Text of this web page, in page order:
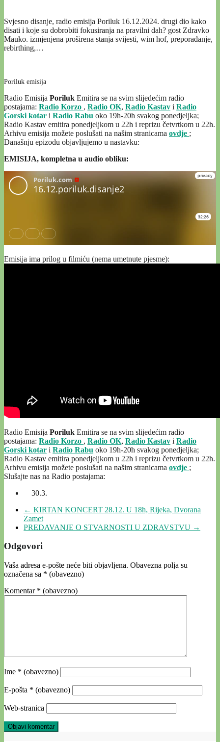
Svjesno disanje, radio emisija Poriluk 16.12.2024. drugi dio kako
disati i koje su dobrobiti fokusiranja na pravilni dah? gost Zdravko
Mauko. izmjenjena proširena stanja svijesti, wim hof, preporađanje,
rebirthing,…
Poriluk emisija
Radio Emisija Poriluk Emitira se na svim slijedećim radio
postajama: Radio Korzo , Radio OK, Radio Kastav i Radio
Gorski kotar i Radio Rabu oko 19h-20h svakog ponedjeljka;
Radio Kastav emitira ponedjeljkom u 22h i reprizu četvrtkom u 22h.
Arhivu emisija možete poslušati na našim stranicama ovdje ;
Današnju epizodu objavljujemo u nastavku:
EMISIJA, kompletna u audio obliku:
Emisija ima prilog u filmiću (nema umetnute pjesme):
Radio Emisija Poriluk Emitira se na svim slijedećim radio
postajama: Radio Korzo , Radio OK, Radio Kastav i Radio
Gorski kotar i Radio Rabu oko 19h-20h svakog ponedjeljka;
Radio Kastav emitira ponedjeljkom u 22h i reprizu četvrtkom u 22h.
Arhivu emisija možete poslušati na našim stranicama ovdje ;
Slušajte nas na Radio postajama:
30.3.
← KIRTAN KONCERT 28.12. U 18h, Rijeka, Dvorana
Zamet
PREDAVANJE O STVARNOSTI U ZDRAVSTVU →
Odgovori
Vaša adresa e-pošte neće biti objavljena. Obavezna polja su
označena sa * (obavezno)
Komentar * (obavezno)
Ime * (obavezno)
E-pošta * (obavezno)
Web-stranica